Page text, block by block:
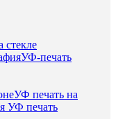
стекле
УФ-печать
УФ печать на
УФ печать